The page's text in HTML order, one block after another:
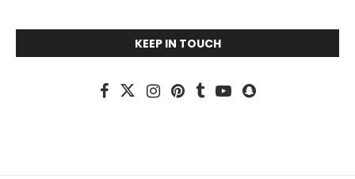
KEEP IN TOUCH